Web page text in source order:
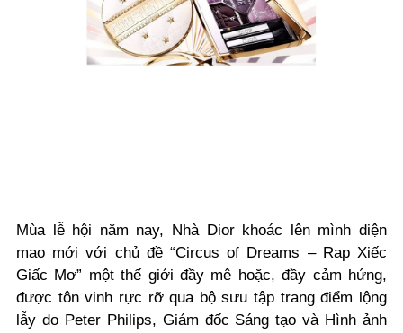
Mùa lễ hội năm nay, Nhà Dior khoác lên mình diện
mạo mới với chủ đề “Circus of Dreams – Rạp Xiếc
Giấc Mơ” một thế giới đầy mê hoặc, đầy cảm hứng,
được tôn vinh rực rỡ qua bộ sưu tập trang điểm lộng
lẫy do Peter Philips, Giám đốc Sáng tạo và Hình ảnh